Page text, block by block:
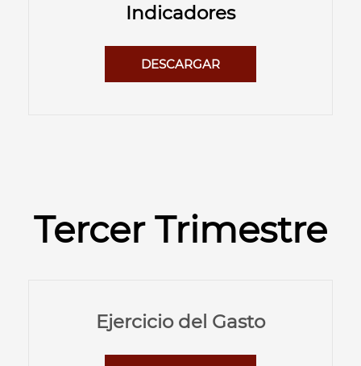
Indicadores
DESCARGAR
Tercer Trimestre
Ejercicio del Gasto